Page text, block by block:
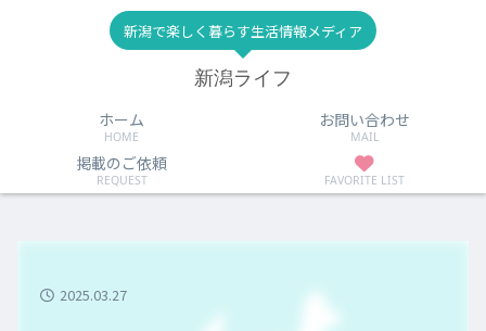
新潟で楽しく暮らす生活情報メディア
新潟ライフ
ホーム
HOME
お問い合わせ
MAIL
掲載のご依頼
REQUEST FAVORITE LIST
2025.03.27